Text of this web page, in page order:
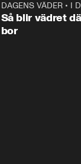
DAGENS VÄDER• I
Så blir vädret
bor